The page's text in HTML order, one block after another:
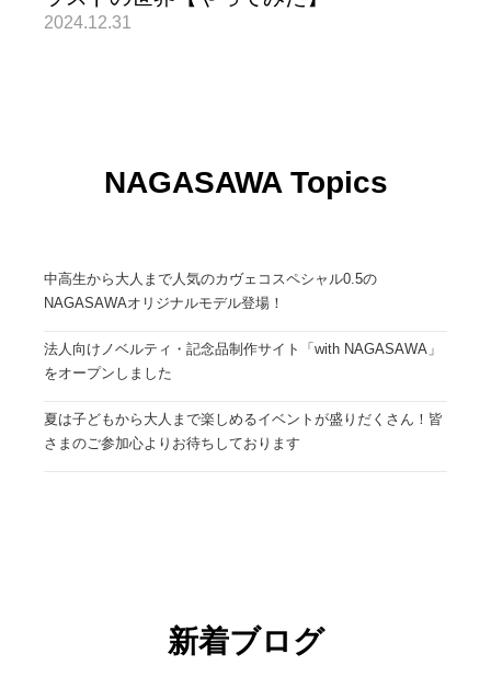
2024.12.31
NAGASAWA Topics
中高生から大人まで人気のカヴェコスペシャル0.5の
NAGASAWAオリジナルモデル登場！
法人向けノベルティ・記念品制作サイト「with NAGASAWA」
をオープンしました
夏は子どもから大人まで楽しめるイベントが盛りだくさん！皆
さまのご参加心よりお待ちしております
新着ブログ